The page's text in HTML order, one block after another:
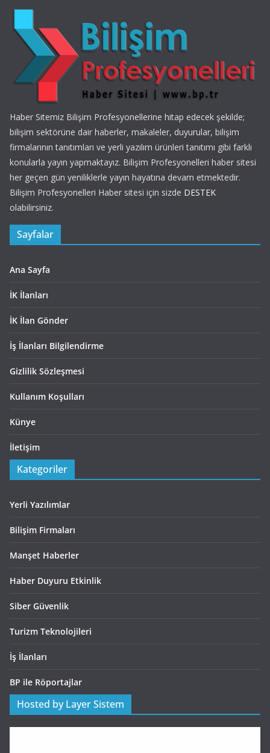
Haber Sitemiz Bilişim Profesyonellerine hitap edecek şekilde;
bilişim sektörüne dair haberler, makaleler, duyurular, bilişim
firmalarının tanıtımları ve yerli yazılım ürünleri tanıtımı gibi farklı
konularla yayın yapmaktayız. Bilişim Profesyonelleri haber sitesi
her geçen gün yeniliklerle yayın hayatına devam etmektedir.
Bilişim Profesyonelleri Haber sitesi için sizde DESTEK
olabilirsiniz.
Sayfalar
Ana Sayfa
İK İlanları
İK İlan Gönder
İş İlanları Bilgilendirme
Gizlilik Sözleşmesi
Kullanım Koşulları
Künye
İletişim
Kategoriler
Yerli Yazılımlar
Bilişim Firmaları
Manşet Haberler
Haber Duyuru Etkinlik
Siber Güvenlik
Turizm Teknolojileri
İş İlanları
BP ile Röportajlar
Hosted by Layer Sistem